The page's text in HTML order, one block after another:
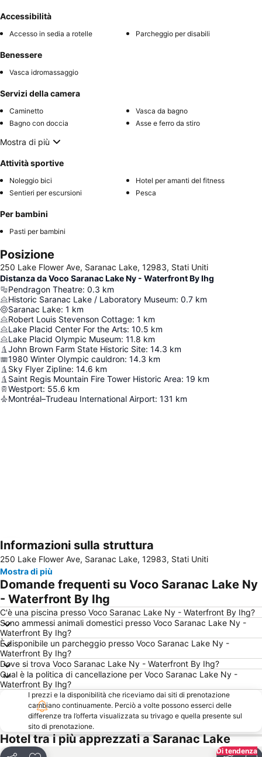
Accessibilità
Accesso in sedia a rotelle Parcheggio per disabili
Benessere
Vasca idromassaggio
Servizi della camera
Caminetto
Vasca da bagno
Bagno con doccia
Asse e ferro da stiro
Mostra di più
Attività sportive
Noleggio bici
Hotel per amanti del fitness
Sentieri per escursioni
Pesca
Per bambini
Pasti per bambini
Posizione
250 Lake Flower Ave, Saranac Lake, 12983, Stati Uniti
Distanza da Voco Saranac Lake Ny - Waterfront By Ihg
Pendragon Theatre: 0.3 km
Historic Saranac Lake / Laboratory Museum: 0.7 km
Saranac Lake: 1 km
Robert Louis Stevenson Cottage: 1 km
Lake Placid Center For the Arts: 10.5 km
Lake Placid Olympic Museum: 11.8 km
John Brown Farm State Historic Site: 14.3 km
1980 Winter Olympic cauldron: 14.3 km
Sky Flyer Zipline: 14.6 km
Saint Regis Mountain Fire Tower Historic Area: 19 km
Westport: 55.6 km
Montréal–Trudeau International Airport: 131 km
Espandi mappa
Informazioni sulla struttura
250 Lake Flower Ave, Saranac Lake, 12983, Stati Uniti
Mostra di più
Domande frequenti su Voco Saranac Lake Ny
- Waterfront By Ihg
C'è una piscina presso Voco Saranac Lake Ny - Waterfront By Ihg?
Sono ammessi animali domestici presso Voco Saranac Lake Ny -
Waterfront By Ihg?
È disponibile un parcheggio presso Voco Saranac Lake Ny -
Waterfront By Ihg?
Dove si trova Voco Saranac Lake Ny - Waterfront By Ihg?
Qual è la politica di cancellazione per Voco Saranac Lake Ny -
Waterfront By Ihg?
I prezzi e la disponibilità che riceviamo dai siti di prenotazione
cambiano continuamente. Perciò a volte possono esserci delle
differenze tra l’offerta visualizzata su trivago e quella presente sul
sito di prenotazione.
Hotel tra i più apprezzati a Saranac Lake
Di tendenza